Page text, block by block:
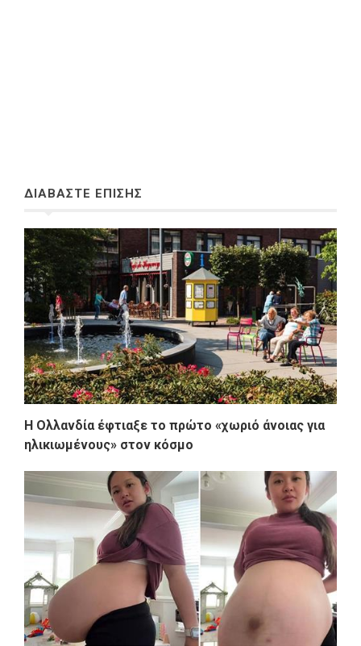
ΔΙΑΒΑΣΤΕ ΕΠΙΣΗΣ
Η Ολλανδία έφτιαξε το πρώτο «χωριό άνοιας για
ηλικιωμένους» στον κόσμο